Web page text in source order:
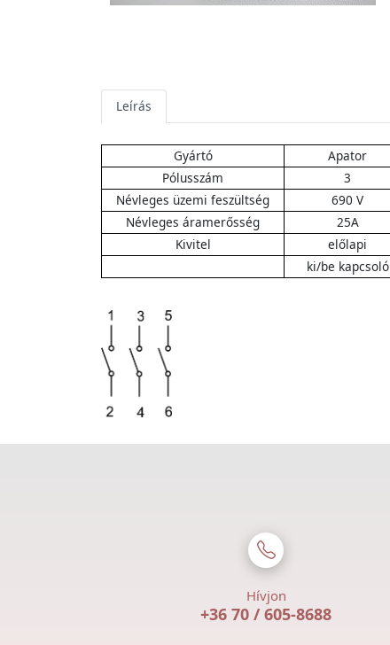
Leírás
Gyártó
Apator
Pólusszám
3
Névleges üzemi feszültség
690 V
Névleges áramerősség
25A
Kivitel
előlapi
ki/be kapcsoló
Hívjon
+36 70 / 605-8688